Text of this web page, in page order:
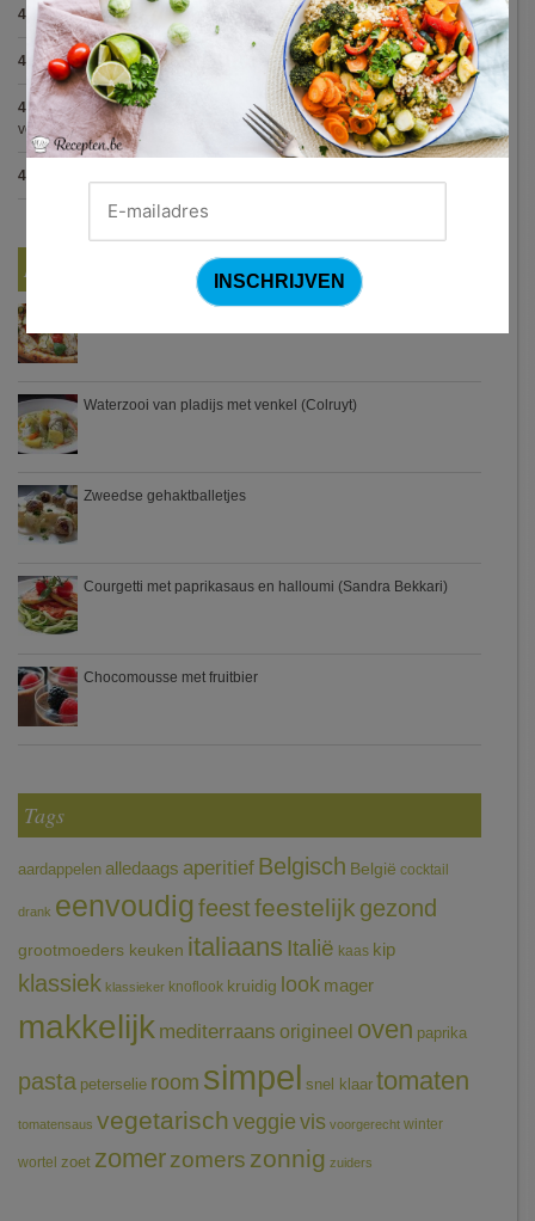
4.8 :Zalmfilet op een bedje van asperges (5 votes)
4.8:Blackwellsaus(5 votes)
4.7 : Varkenshaasje met jagersaus en kroketten (Jeroen Meus)(15
votes)
4.7
Nieuwste Recepten
Waterzooi van pladijs met venkel (Colruyt)
Zweedse gehaktballetjes
Courgetti met paprikasaus en halloumi (Sandra Bekkari)
Chocomousse met fruitbier
Tags
aardappelen alledaags aperitief Belgisch België cocktail
drank eenvoudigfeestfeestelijk gezond
grootmoeders keuken italiaans Italië kaas kip
klassiek klassieker knoflook kruidig look mager
makkelijk mediterraans origineel oven paprika
pasta peterselie room simpel snel klaar tomaten
tomatensaus vegetarischveggie vis voorgerecht winter
wortel zoet zomerzomers zonnig zuiders